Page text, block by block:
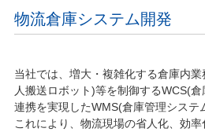
物流倉庫システム開発
当社では、増大・複雑化する倉庫内
人搬送ロボット)等を制御するWCS(
連携を実現したWMS(倉庫管理システ
これにより、物流現場の省人化、効率